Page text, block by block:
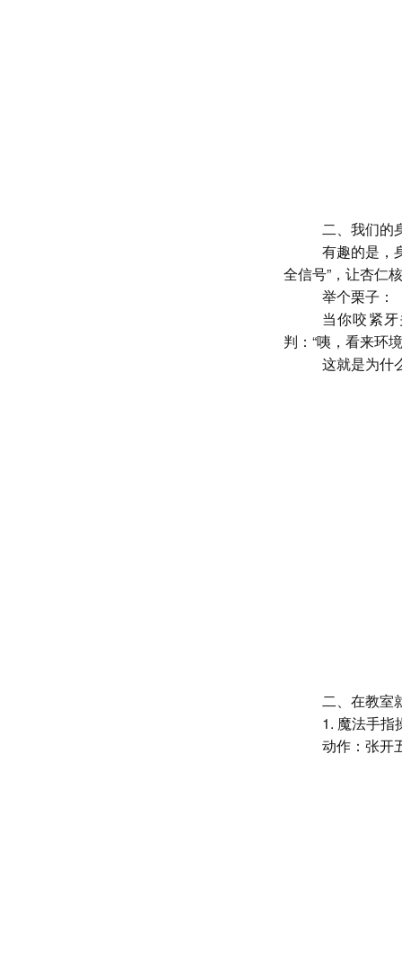
二、我们的
有趣的是，
全信号”，让杏仁
举个栗子：
当你咬紧
判： “咦，看来环
这就是为什
二、在教室
1. 魔法手
动作：张开